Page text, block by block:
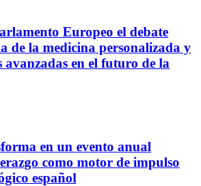
Europeo el debate
de la medicina personalizada y
avanzadas en el futuro de la
en un evento anual
como motor de impulso
español